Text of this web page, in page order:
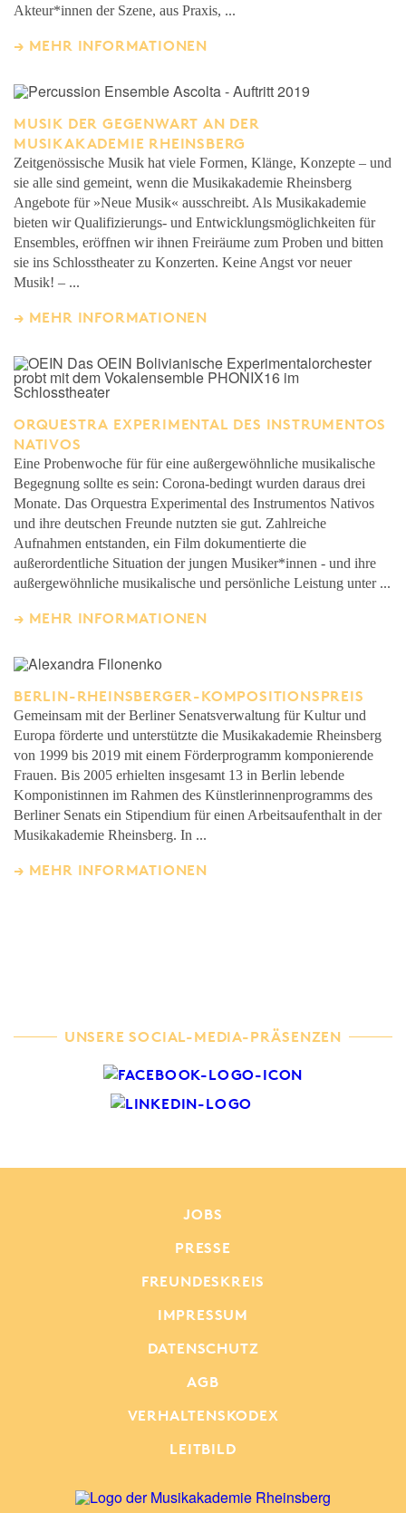
Akteur*innen der Szene, aus Praxis, ...
MEHR INFORMATIONEN
MUSIK DER GEGENWART AN DER
MUSIKAKADEMIE RHEINSBERG
Zeitgenössische Musik hat viele Formen, Klänge, Konzepte – und
sie alle sind gemeint, wenn die Musikakademie Rheinsberg
Angebote für »Neue Musik« ausschreibt. Als Musikakademie
bieten wir Qualifizierungs- und Entwicklungsmöglichkeiten für
Ensembles, eröffnen wir ihnen Freiräume zum Proben und bitten
sie ins Schlosstheater zu Konzerten. Keine Angst vor neuer
Musik! – ...
MEHR INFORMATIONEN
ORQUESTRA EXPERIMENTAL DES INSTRUMENTOS
NATIVOS
Eine Probenwoche für für eine außergewöhnliche musikalische
Begegnung sollte es sein: Corona-bedingt wurden daraus drei
Monate. Das Orquestra Experimental des Instrumentos Nativos
und ihre deutschen Freunde nutzten sie gut. Zahlreiche
Aufnahmen entstanden, ein Film dokumentierte die
außerordentliche Situation der jungen Musiker*innen - und ihre
außergewöhnliche musikalische und persönliche Leistung unter ...
MEHR INFORMATIONEN
BERLIN-RHEINSBERGER-KOMPOSITIONSPREIS
Gemeinsam mit der Berliner Senatsverwaltung für Kultur und
Europa förderte und unterstützte die Musikakademie Rheinsberg
von 1999 bis 2019 mit einem Förderprogramm komponierende
Frauen. Bis 2005 erhielten insgesamt 13 in Berlin lebende
Komponistinnen im Rahmen des Künstlerinnenprogramms des
Berliner Senats ein Stipendium für einen Arbeitsaufenthalt in der
Musikakademie Rheinsberg. In ...
MEHR INFORMATIONEN
UNSERE SOCIAL-MEDIA-PRÄSENZEN
JOBS
PRESSE
FREUNDESKREIS
IMPRESSUM
DATENSCHUTZ
AGB
VERHALTENSKODEX
LEITBILD